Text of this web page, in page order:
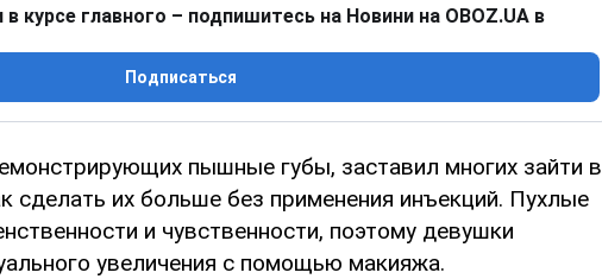
курсе главного – подпишитесь на Новини на OBOZ.UA в
Подписаться
пышные губы, заставил многих зайти в
сделать их больше без применения инъекций. Пухлые
и чувственности, поэтому девушки
увеличения с помощью макияжа.